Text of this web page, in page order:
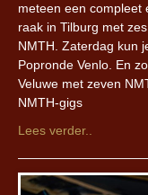
meteen een compleet
raak in Tilburg met
NMTH. Zaterdag kun
Popronde Venlo. En
Veluwe met zeven
NMTH-gigs
Lees verder..